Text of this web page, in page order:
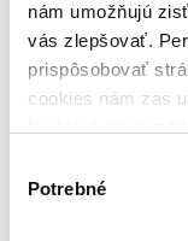
nám umožňujú
vás zlepšovať.
prispôsobovať
cookies nám zas
Ďakujeme!
súhlasu
Potrebné